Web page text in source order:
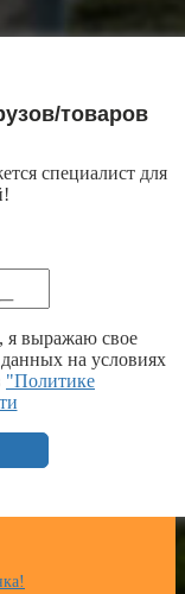
товаров
специалист для
я выражаю свое
на условиях
"Политике